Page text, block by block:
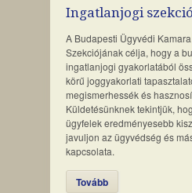
Ingatlanjogi szekció
A Budapesti Ügyvédi
Szekciójának célja, hogy a
ingatlanjogi gyakorlatából
körű joggyakorlati
megismerhessék és
Küldetésünknek tekintjük,
ügyfelek eredményesebb
javuljon az ügyvédség és
kapcsolata.
Tovább